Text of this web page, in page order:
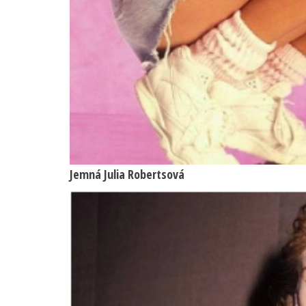
Jemná Julia Robertsová